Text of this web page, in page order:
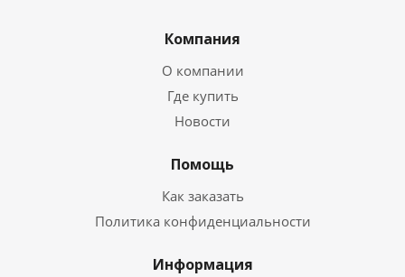
Компания
О компании
Где купить
Новости
Помощь
Как заказать
Политика конфиденциальности
Информация